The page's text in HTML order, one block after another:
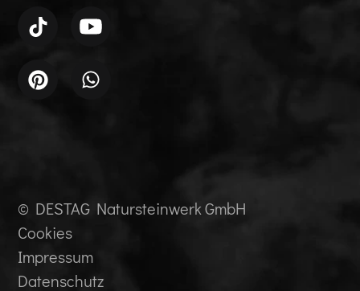
© DESTAG Natursteinwerk GmbH
Cookies
Impressum
Datenschutz